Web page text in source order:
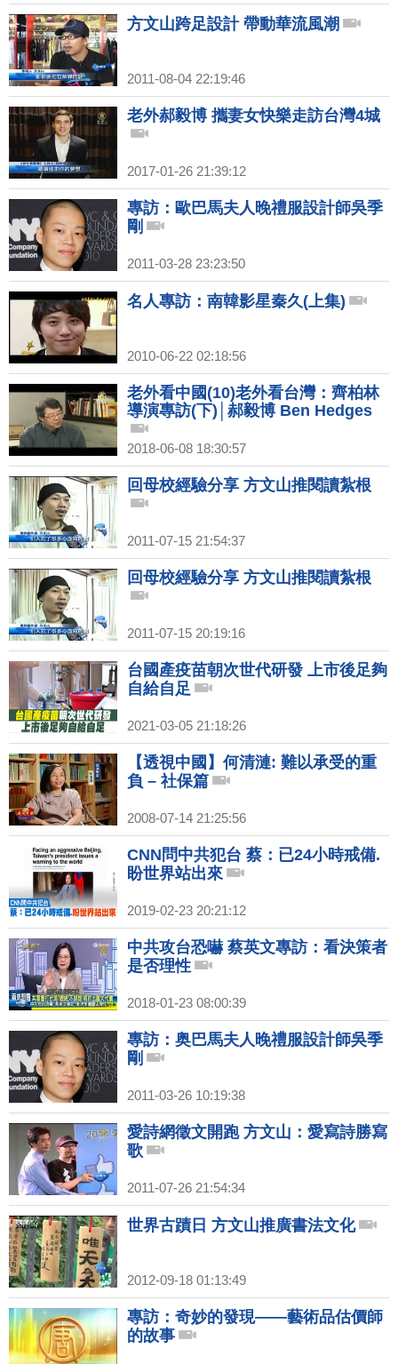
方文山跨足設計 帶動華流風潮
2011-08-04 22:19:46
老外郝毅博 攜妻女快樂走訪台灣4城
2017-01-26 21:39:12
專訪：歐巴馬夫人晚禮服設計師吳季
剛
2011-03-28 23:23:50
名人專訪：南韓影星秦久(上集)
2010-06-22 02:18:56
老外看中國(10)老外看台灣：齊柏林
導演專訪(下)│郝毅博 Ben Hedges
2018-06-08 18:30:57
回母校經驗分享 方文山推閱讀紮根
2011-07-15 21:54:37
回母校經驗分享 方文山推閱讀紮根
2011-07-15 20:19:16
台國產疫苗朝次世代研發 上市後足夠
自給自足
2021-03-05 21:18:26
【透視中國】何清漣: 難以承受的重
負 – 社保篇
2008-07-14 21:25:56
CNN問中共犯台 蔡：已24小時戒備.
盼世界站出來
2019-02-23 20:21:12
中共攻台恐嚇 蔡英文專訪：看決策者
是否理性
2018-01-23 08:00:39
專訪：奥巴馬夫人晚禮服設計師吳季
剛
2011-03-26 10:19:38
愛詩網徵文開跑 方文山：愛寫詩勝寫
歌
2011-07-26 21:54:34
世界古蹟日 方文山推廣書法文化
2012-09-18 01:13:49
專訪：奇妙的發現——藝術品估價師
的故事